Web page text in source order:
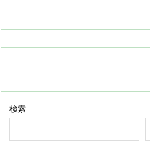
検索